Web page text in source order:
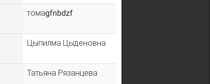
томаgfnbdzf
Цыпилма Цыденовна
Татьяна Рязанцева